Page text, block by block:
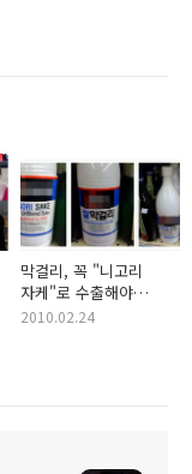
막걸리, 꼭 "니고리
자케"로 수출해야
하나요?
2010.02.24